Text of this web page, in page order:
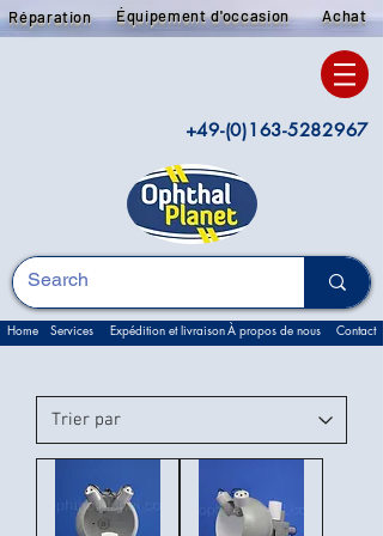
Réparation Équipement d'occasion Achat
+49-(0)163-5282967
Home Services Expédition et livraisonÀ propos de nous Contact